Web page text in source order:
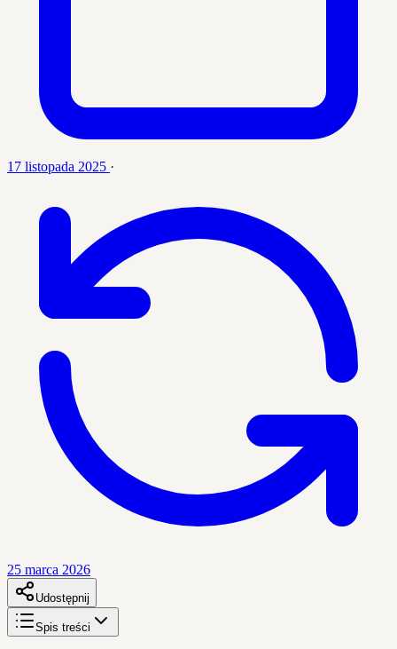
17 listopada 2025 ·
25 marca 2026
Udostępnij
Spis treści